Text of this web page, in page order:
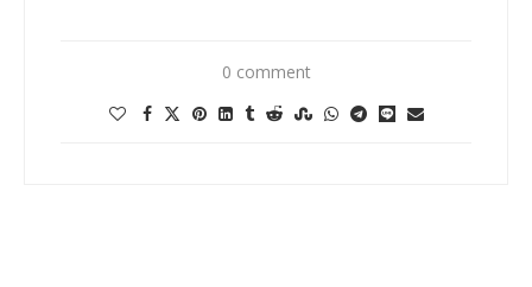
0 comment